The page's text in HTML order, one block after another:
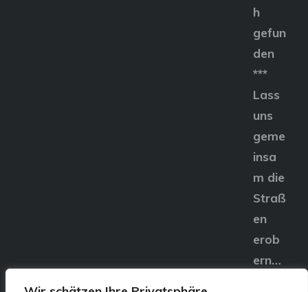
h
gefun
den
***
Lass
uns
geme
insa
m die
Straß
en
erob
ern…